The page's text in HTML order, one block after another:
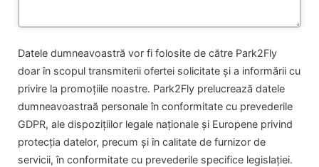
Datele dumneavoastră vor fi folosite de către Park2Fly
doar în scopul transmiterii ofertei solicitate și a informării cu
privire la promoțiile noastre. Park2Fly prelucrează datele
dumneavoastraă personale în conformitate cu prevederile
GDPR, ale dispozițiilor legale naționale și Europene privind
protecția datelor, precum și în calitate de furnizor de
servicii, în conformitate cu prevederile specifice legislației.